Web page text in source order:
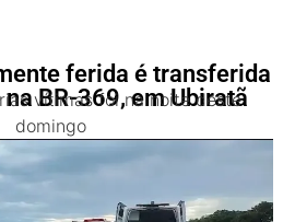
ferida é transferida
BR-369, em Ubiratã
vítimas foi na noite deste
domingo